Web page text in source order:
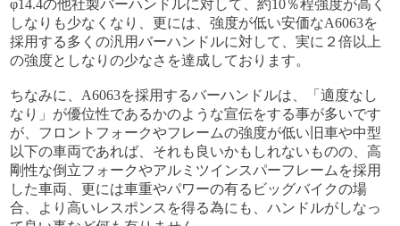
φ14.4の他社製バーハンドルに対して、約10％程強度が高く
しなりも少なくなり、更には、強度が低い安価なA6063を
採用する多くの汎用バーハンドルに対して、実に２倍以上
の強度としなりの少なさを達成しております。
ちなみに、A6063を採用するバーハンドルは、「適度なし
なり」が優位性であるかのような宣伝をする事が多いです
が、フロントフォークやフレームの強度が低い旧車や中型
以下の車両であれば、それも良いかもしれないものの、高
剛性な倒立フォークやアルミツインスパーフレームを採用
した車両、更には車重やパワーの有るビッグバイクの場
合、より高いレスポンスを得る為にも、ハンドルがしなっ